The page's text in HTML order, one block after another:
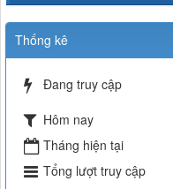
Thống kê
Đang truy cập
Hôm nay
Tháng hiện tại
Tổng lượt truy cập